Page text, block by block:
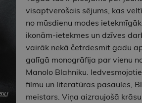
visaptverošais sējums, kas
no mūsdienu modes
ikonām-ietekmes un dzīves
vairāk nekā četrdesmit gadu
galīgā monogrāfija par vienu
Manolo Blahniku.
filmu un literatūras pasaules,
meistars. Viņa aizraujošā